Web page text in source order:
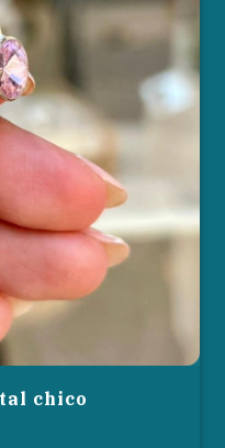
chico